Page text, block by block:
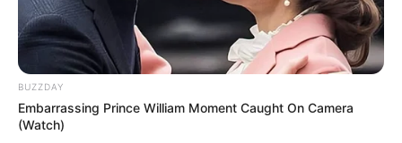
BUZZDAY
Embarrassing Prince William Moment Caught On Camera
(Watch)